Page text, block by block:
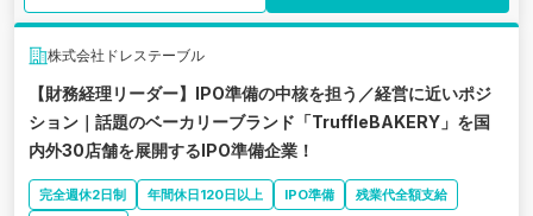
株式会社ドレステーブル
【財務経理リーダー】IPO準備の中核を担う／経営に近いポジ
ション｜話題のベーカリーブランド「TruffleBAKERY」を国
内外30店舗を展開するIPO準備企業！
完全週休2日制 年間休日120日以上 IPO準備
残業代全額支給